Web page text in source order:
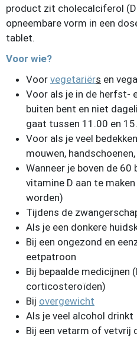
product zit cholecalciferol
opneembare vorm in een
tablet.
Voor wie?
Voor vegetariërs en
Voor als je in de herfst-
buiten bent en niet
gaat tussen 11.00 en
Voor als je veel
mouwen,
Wanneer je boven de
vitamine D aan te
worden)
Tijdens de
Als je een donkere
Bij een ongezond en
eetpatroon
Bij bepaalde
corticosteroïden)
Bij overgewicht
Als je veel alcohol drinkt
Bij een vetarm of vetvrij